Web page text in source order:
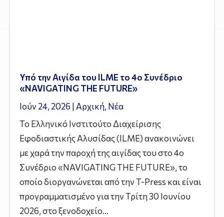
Υπό την Αιγίδα του ILME το 4ο Συνέδριο
«NAVIGATING THE FUTURE»
Ιούν 24, 2026 | Αρχική, Νέα
Το Ελληνικό Ινστιτούτο Διαχείρισης
Εφοδιαστικής Αλυσίδας (ILME) ανακοινώνει
με χαρά την παροχή της αιγίδας του στο 4ο
Συνέδριο «NAVIGATING THE FUTURE», το
οποίο διοργανώνεται από την T-Press και είναι
προγραμματισμένο για την Τρίτη 30 Ιουνίου
2026, στο ξενοδοχείο...